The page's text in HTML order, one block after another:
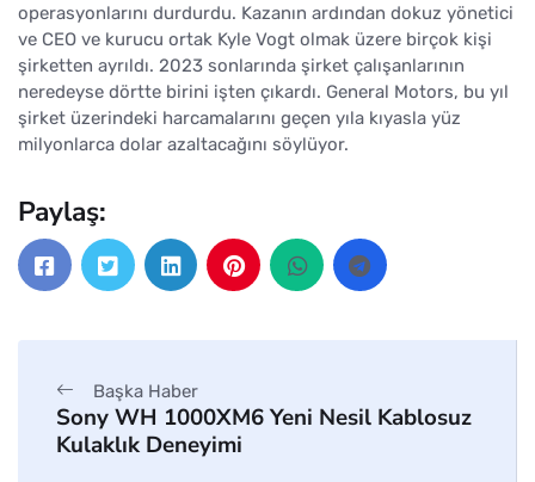
operasyonlarını durdurdu. Kazanın ardından dokuz yönetici
ve CEO ve kurucu ortak Kyle Vogt olmak üzere birçok kişi
şirketten ayrıldı. 2023 sonlarında şirket çalışanlarının
neredeyse dörtte birini işten çıkardı. General Motors, bu yıl
şirket üzerindeki harcamalarını geçen yıla kıyasla yüz
milyonlarca dolar azaltacağını söylüyor.
Paylaş:
Başka Haber
Sony WH 1000XM6 Yeni Nesil Kablosuz
Kulaklık Deneyimi